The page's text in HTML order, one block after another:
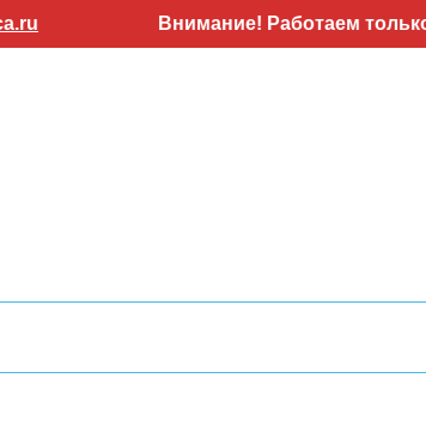
Внимание! Работаем только с